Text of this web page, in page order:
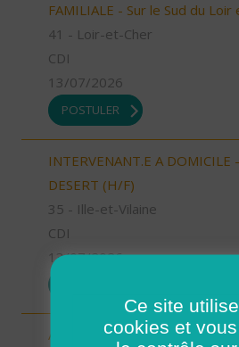
FAMILIALE - Sur le Sud du
41 - Loir-et-Cher
CDI
13/07/2026
POSTULER
INTERVENANT.E A DOMICILE
DESERT (H/F)
35 - Ille-et-Vilaine
CDI
13/07/2026
Aide à domicile Cléon d'Andran
Ce site
cookies et